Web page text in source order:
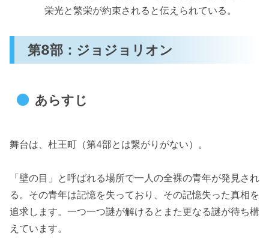
栄光と繁栄が約束されると伝えられている。
第8部：ジョジョリオン
あらすじ
舞台は、杜王町（第4部とは繋がりがない）。
「壁の目」と呼ばれる場所で一人の全裸の青年が発見され
る。その青年は記憶を失っており、その記憶失った真相を
追求します。一つ一つ謎が解けるとまた更なる謎が待ち構
えています。